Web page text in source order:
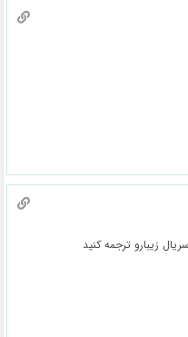
زیبارو ترجمه کنید